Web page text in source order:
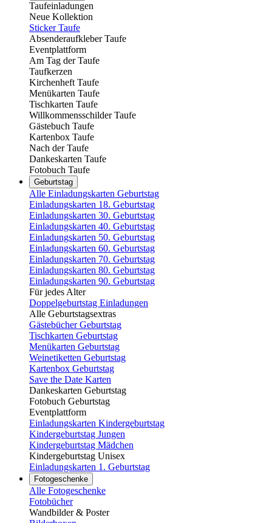
Taufeinladungen
Neue Kollektion
Sticker Taufe
Absenderaufkleber Taufe
Eventplattform
Am Tag der Taufe
Taufkerzen
Kirchenheft Taufe
Menükarten Taufe
Tischkarten Taufe
Willkommensschilder Taufe
Gästebuch Taufe
Kartenbox Taufe
Nach der Taufe
Dankeskarten Taufe
Fotobuch Taufe
Geburtstag
Alle Einladungskarten Geburtstag
Einladungskarten 18. Geburtstag
Einladungskarten 30. Geburtstag
Einladungskarten 40. Geburtstag
Einladungskarten 50. Geburtstag
Einladungskarten 60. Geburtstag
Einladungskarten 70. Geburtstag
Einladungskarten 80. Geburtstag
Einladungskarten 90. Geburtstag
Für jedes Alter
Doppelgeburtstag Einladungen
Alle Geburtstagsextras
Gästebücher Geburtstag
Tischkarten Geburtstag
Menükarten Geburtstag
Weinetiketten Geburtstag
Kartenbox Geburtstag
Save the Date Karten
Dankeskarten Geburtstag
Fotobuch Geburtstag
Eventplattform
Einladungskarten Kindergeburtstag
Kindergeburtstag Jungen
Kindergeburtstag Mädchen
Kindergeburtstag Unisex
Einladungskarten 1. Geburtstag
Fotogeschenke
Alle Fotogeschenke
Fotobücher
Wandbilder & Poster